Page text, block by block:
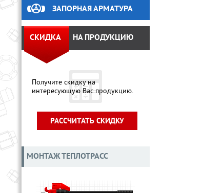
ЗАПОРНАЯ АРМАТУРА
Получите скидку на
интересующую Вас продукцию.
СКИДКА НА ПРОДУКЦИЮ
РАССЧИТАТЬ СКИДКУ
МОНТАЖ ТЕПЛОТРАСС